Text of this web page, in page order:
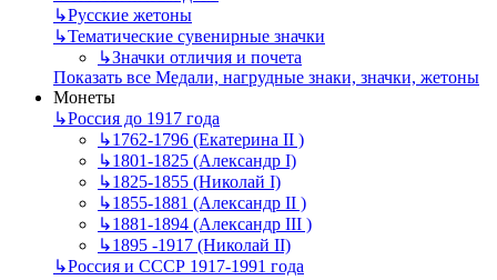
↳Русские жетоны
↳Тематические сувенирные значки
↳Значки отличия и почета
Показать все Медали, нагрудные знаки, значки, жетоны
Монеты
↳Россия до 1917 года
↳1762-1796 (Екатерина II )
↳1801-1825 (Александр I)
↳1825-1855 (Николай I)
↳1855-1881 (Александр II )
↳1881-1894 (Александр III )
↳1895 -1917 (Николай II)
↳Россия и СССР 1917-1991 года